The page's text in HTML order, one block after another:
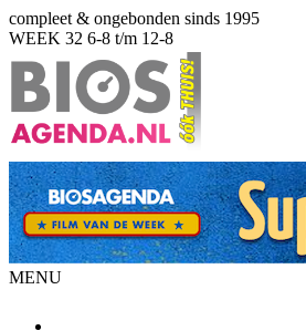
compleet & ongebonden sinds 1995
WEEK 32 6-8 t/m 12-8
MENU